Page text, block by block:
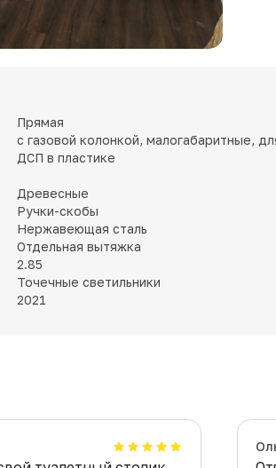
Прямая
с газовой колонкой, малогабаритные,
ДСП в пластике
Древесные
Ручки-скобы
Нержавеющая сталь
Отдельная вытяжка
2.85
Точечные светильники
2021